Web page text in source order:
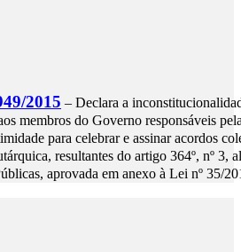
2015 – Declara a
membros do Governo responsáveis
para celebrar e assinar acordos
resultantes do artigo 364º, nº 3,
aprovada em anexo à Lei nº 35/